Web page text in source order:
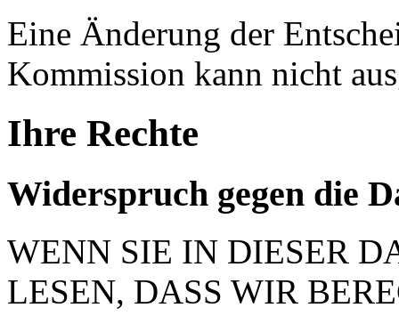
Eine Änderung der
Kommission kann nicht
Ihre Rechte
Widerspruch gegen die
WENN SIE IN DIESER
LESEN, DASS WIR